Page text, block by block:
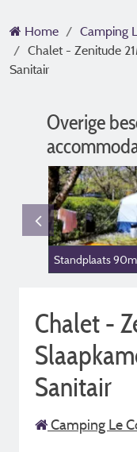
Home
Camping
Chalet - Zenitude
Sanitair
Overige
Chalet -
Sanitair
Camping Le